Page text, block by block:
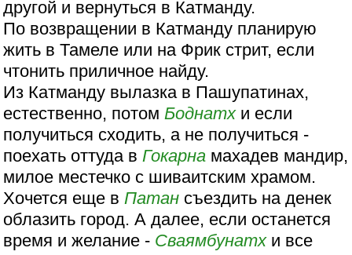
другой и вернуться в Катманду.
По возвращении в Катманду планирую
жить в Тамеле или на Фрик стрит, если
чтонить приличное найду.
Из Катманду вылазка в Пашупатинах,
естественно, потом Боднатхи если
получиться сходить, а не получиться -
поехать оттуда в Гокарна махадев мандир,
милое местечко с шиваитским храмом.
Хочется еще в Патан съездить на денек
облазить город. А далее, если останется
время и желание - Сваямбунатхи все